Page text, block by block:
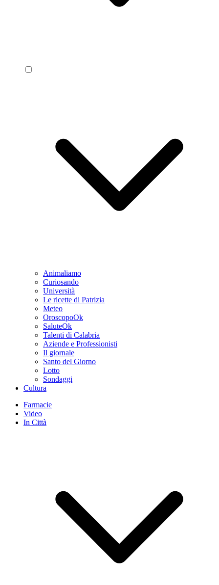
Animaliamo
Curiosando
Università
Le ricette di Patrizia
Meteo
OroscopoOk
SaluteOk
Talenti di Calabria
Aziende e Professionisti
Il giornale
Santo del Giorno
Lotto
Sondaggi
Cultura
Farmacie
Video
In Città